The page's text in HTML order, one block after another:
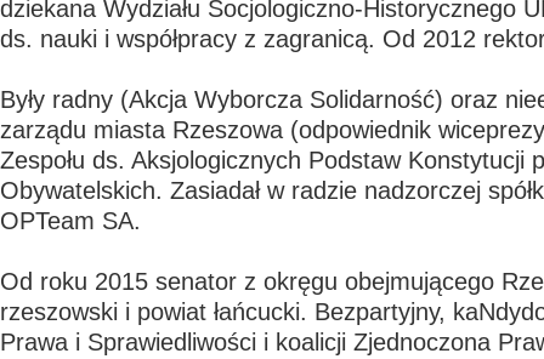
dziekana Wydziału Socjologiczno-Historycznego
ds. nauki i współpracy z zagranicą. Od 2012
Były radny (Akcja Wyborcza Solidarność) oraz
zarządu miasta Rzeszowa (odpowiednik
Zespołu ds. Aksjologicznych Podstaw Konstytucji
Obywatelskich. Zasiadał w radzie nadzorczej
OPTeam SA.
Od roku 2015 senator z okręgu obejmującego
rzeszowski i powiat łańcucki. Bezpartyjny,
Prawa i Sprawiedliwości i koalicji Zjednoczona